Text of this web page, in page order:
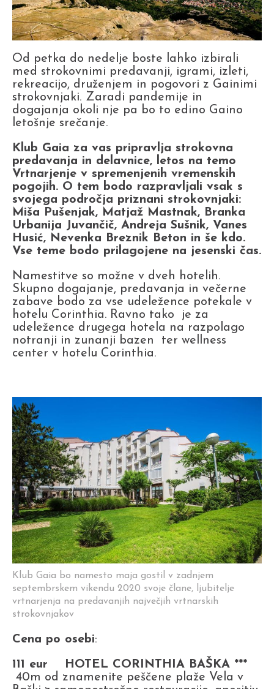
Od petka do nedelje boste lahko izbirali
med strokovnimi predavanji, igrami, izleti,
rekreacijo, druženjem in pogovori z Gainimi
strokovnjaki. Zaradi pandemije in
dogajanja okoli nje pa bo to edino Gaino
letošnje srečanje.
Klub Gaia za vas pripravlja strokovna
predavanja in delavnice, letos na temo
Vrtnarjenje v spremenjenih vremenskih
pogojih. O tem bodo razpravljali vsak s
svojega področja priznani strokovnjaki:
Miša Pušenjak, Matjaž Mastnak, Branka
Urbanija Juvančič, Andreja Sušnik, Vanes
Husić, Nevenka Breznik Beton in še kdo.
Vse teme bodo prilagojene na jesenski čas.
Namestitve so možne v dveh hotelih.
Skupno dogajanje, predavanja in večerne
zabave bodo za vse udeležence potekale v
hotelu Corinthia. Ravno tako je za
udeležence drugega hotela na razpolago
notranji in zunanji bazen ter wellness
center v hotelu Corinthia.
Klub Gaia bo namesto maja gostil v zadnjem
septembrskem vikendu 2020 svoje člane, ljubitelje
vrtnarjenja na predavanjih največjih vrtnarskih
strokovnjakov
Cena po osebi:
111 eur HOTEL CORINTHIA BAŠKA ***
40m od znamenite peščene plaže Vela v